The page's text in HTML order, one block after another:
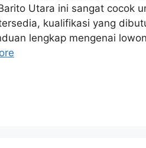
Utara ini sangat cocok
kualifikasi yang
lengkap mengenai